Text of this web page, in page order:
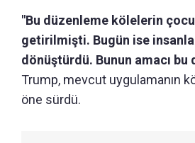
"Bu düzenleme kölelerin
getirilmişti. Bugün ise
dönüştürdü. Bunun amacı bu
Trump, mevcut uygulamanın
öne sürdü.